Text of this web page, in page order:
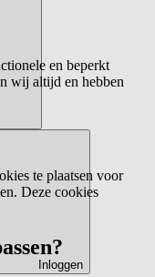
Inloggen
en beperkt
wij altijd en hebben
te plaatsen voor
Deze cookies